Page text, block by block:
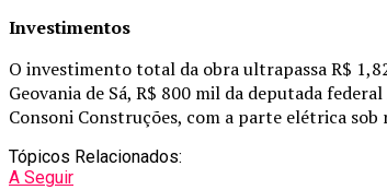
Investimentos
O investimento total da obra ultrapassa R$
Geovania de Sá, R$ 800 mil da deputada
Consoni Construções, com a parte elétrica sob
Tópicos Relacionados:
A Seguir